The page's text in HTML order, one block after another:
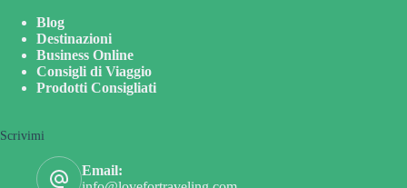
Blog
Destinazioni
Business Online
Consigli di Viaggio
Prodotti Consigliati
Scrivimi
Email: